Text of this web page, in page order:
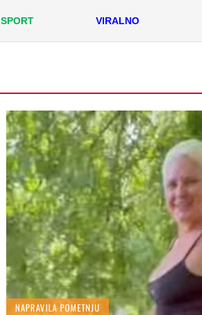
SPORT VIRALNO
NAPRAVILA POMETNJU